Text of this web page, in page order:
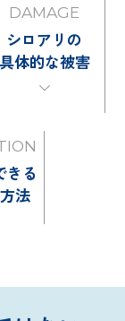
DAMAGE
シロアリの
具体的な被害
きる
法